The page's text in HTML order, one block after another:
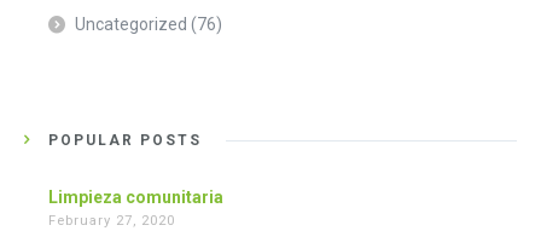
Uncategorized (76)
POPULAR POSTS
Limpieza comunitaria
February 27, 2020